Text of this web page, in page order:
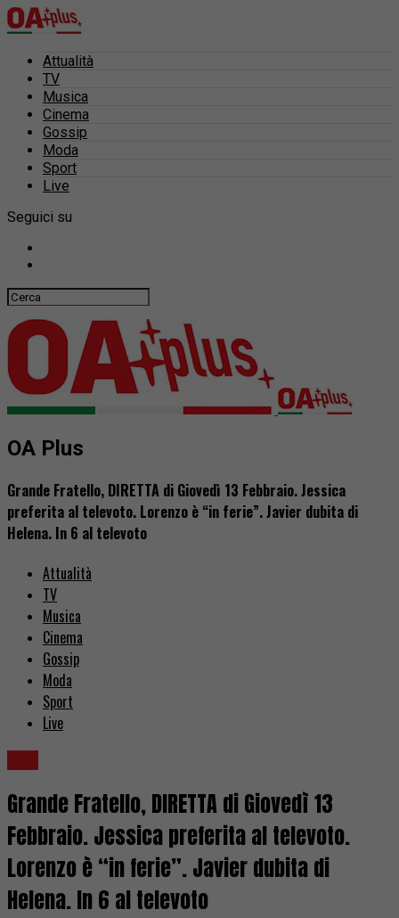
Attualità
TV
Musica
Cinema
Gossip
Moda
Sport
Live
Seguici su
OA Plus
Grande Fratello, DIRETTA di Giovedì 13 Febbraio. Jessica
preferita al televoto. Lorenzo è “in ferie”. Javier dubita di
Helena. In 6 al televoto
Attualità
TV
Musica
Cinema
Gossip
Moda
Sport
Live
Grande Fratello, DIRETTA di Giovedì 13
Febbraio. Jessica preferita al televoto.
Lorenzo è “in ferie”. Javier dubita di
Helena. In 6 al televoto